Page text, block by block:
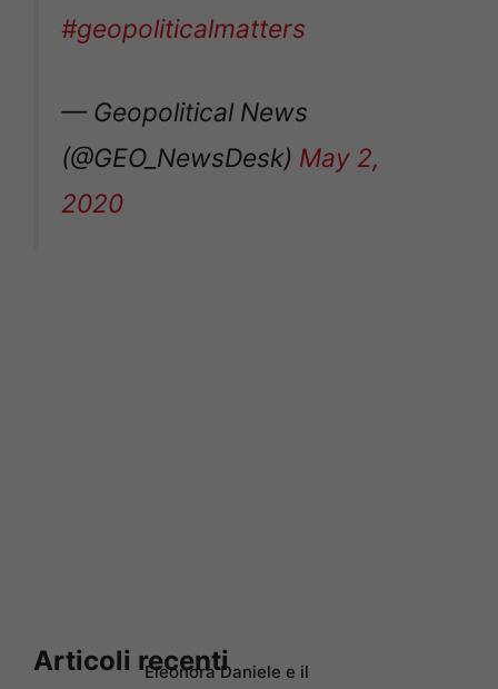
#geopoliticalmatters
— Geopolitical News
(@GEO_NewsDesk) May 2,
2020
Articoli recentiEleonora Daniele e il